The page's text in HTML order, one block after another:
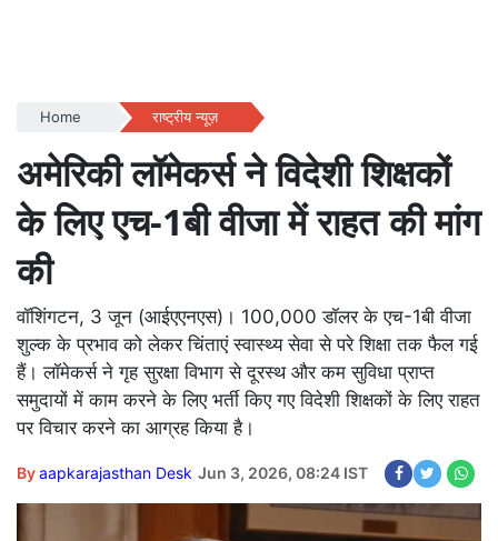
Home राष्ट्रीय न्यूज़
अमेरिकी लॉमेकर्स ने विदेशी शिक्षकों
के लिए एच-1बी वीजा में राहत की मांग
की
वॉशिंगटन, 3 जून (आईएएनएस)। 100,000 डॉलर के एच-1बी वीजा
शुल्क के प्रभाव को लेकर चिंताएं स्वास्थ्य सेवा से परे शिक्षा तक फैल गई
हैं। लॉमेकर्स ने गृह सुरक्षा विभाग से दूरस्थ और कम सुविधा प्राप्त
समुदायों में काम करने के लिए भर्ती किए गए विदेशी शिक्षकों के लिए राहत
पर विचार करने का आग्रह किया है।
Byaapkarajasthan Desk Jun 3, 2026, 08:24 IST